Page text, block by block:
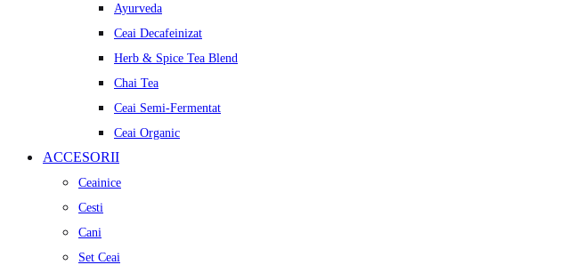
Ayurveda
Ceai Decafeinizat
Herb & Spice Tea Blend
Chai Tea
Ceai Semi-Fermentat
Ceai Organic
ACCESORII
Ceainice
Cesti
Cani
Set Ceai